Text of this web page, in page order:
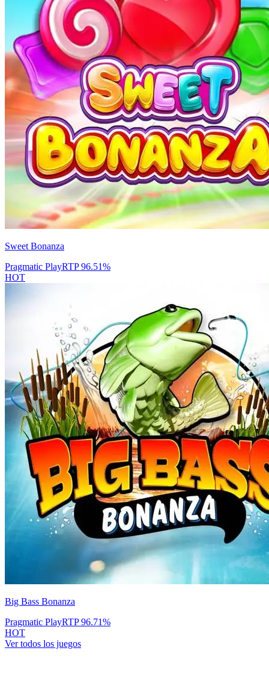
Sweet Bonanza
Pragmatic PlayRTP96.51%
HOT
Big Bass Bonanza
Pragmatic PlayRTP96.71%
HOT
Ver todos los juegos